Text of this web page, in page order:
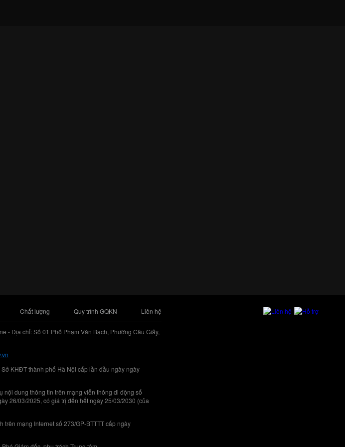
Chất lượng Quy trình GQKN Liên hệ
- Địa chỉ: Số 01 Phố Phạm Văn Bạch, Phường Cầu Giấy,
KHĐT thành phố Hà Nội cấp lần đầu ngày ngày
dung thông tin trên mạng viễn thông di động số
26/03/2025, có giá trị đến hết ngày 25/03/2030 (của
trên mạng Internet số 273/GP-BTTTT cấp ngày